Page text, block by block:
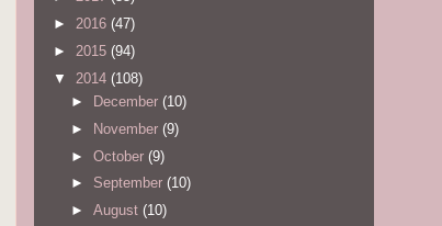
► 2016 (47)
► 2015 (94)
▼ 2014 (108)
►
December (10)
►
November (9)
► October (9)
► September (10)
► August (10)